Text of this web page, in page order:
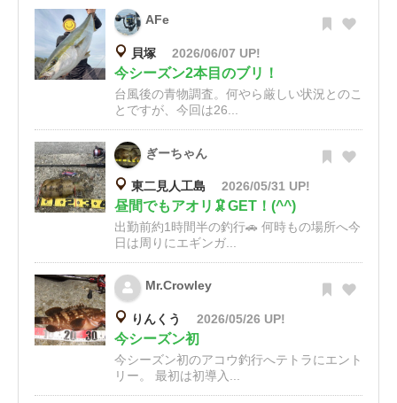
AFe
貝塚 2026/06/07 UP!
今シーズン2本目のブリ！
台風後の青物調査。何やら厳しい状況とのこ
とですが、今回は26...
ぎーちゃん
東二見人工島 2026/05/31 UP!
昼間でもアオリ🦑GET！(^^)
出勤前約1時間半の釣行🚗 何時もの場所へ今
日は周りにエギンガ...
Mr.Crowley
りんくう 2026/05/26 UP!
今シーズン初
今シーズン初のアコウ釣行へテトラにエント
リー。 最初は初導入...